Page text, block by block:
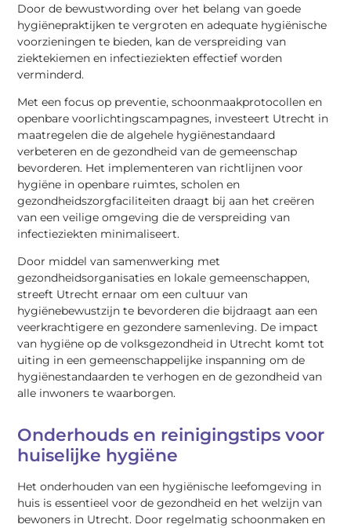
Door de bewustwording over het belang van goede
hygiënepraktijken te vergroten en adequate hygiënische
voorzieningen te bieden, kan de verspreiding van
ziektekiemen en infectieziekten effectief worden
verminderd.
Met een focus op preventie, schoonmaakprotocollen en
openbare voorlichtingscampagnes, investeert Utrecht in
maatregelen die de algehele hygiënestandaard
verbeteren en de gezondheid van de gemeenschap
bevorderen. Het implementeren van richtlijnen voor
hygiëne in openbare ruimtes, scholen en
gezondheidszorgfaciliteiten draagt bij aan het creëren
van een veilige omgeving die de verspreiding van
infectieziekten minimaliseert.
Door middel van samenwerking met
gezondheidsorganisaties en lokale gemeenschappen,
streeft Utrecht ernaar om een cultuur van
hygiënebewustzijn te bevorderen die bijdraagt aan een
veerkrachtigere en gezondere samenleving. De impact
van hygiëne op de volksgezondheid in Utrecht komt tot
uiting in een gemeenschappelijke inspanning om de
hygiënestandaarden te verhogen en de gezondheid van
alle inwoners te waarborgen.
Onderhouds en reinigingstips voor
huiselijke hygiëne
Het onderhouden van een hygiënische leefomgeving in
huis is essentieel voor de gezondheid en het welzijn van
bewoners in Utrecht. Door regelmatig schoonmaken en